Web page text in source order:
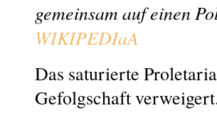
gemeinsam auf einen
WIKIPEDIaA
Das saturierte
Gefolgschaft